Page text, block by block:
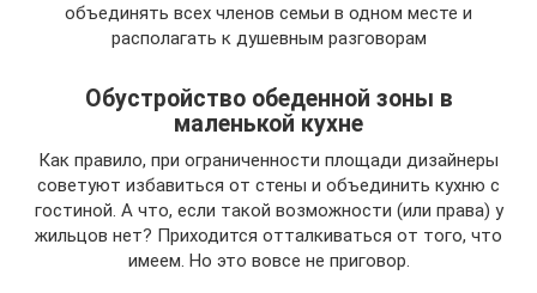
объединять всех членов семьи в одном месте и
располагать к душевным разговорам
Обустройство обеденной зоны в
маленькой кухне
Как правило, при ограниченности площади дизайнеры
советуют избавиться от стены и объединить кухню с
гостиной. А что, если такой возможности (или права) у
жильцов нет? Приходится отталкиваться от того, что
имеем. Но это вовсе не приговор.